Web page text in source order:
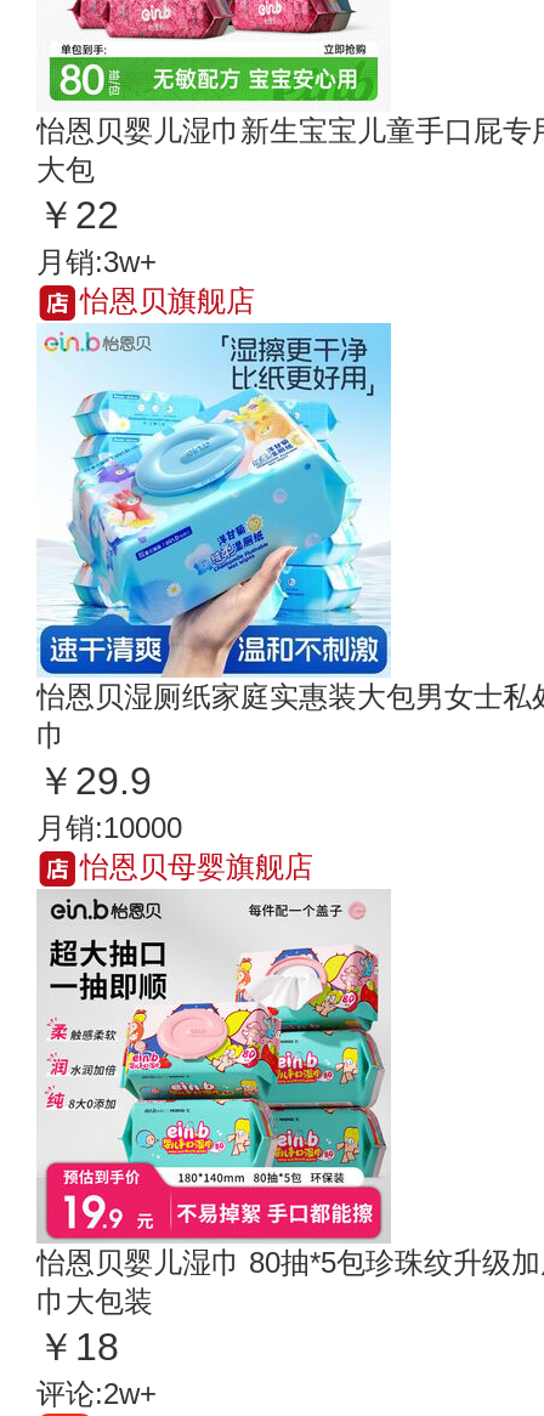
怡恩贝婴儿湿巾新生宝宝儿童手口屁
大包
￥22
月销:3w+
怡恩贝旗舰店
怡恩贝湿厕纸家庭实惠装大包男女士
巾
￥29.9
月销:10000
怡恩贝母婴旗舰店
怡恩贝婴儿湿巾 80抽*5包珍珠纹升级
巾大包装
￥18
评论:2w+